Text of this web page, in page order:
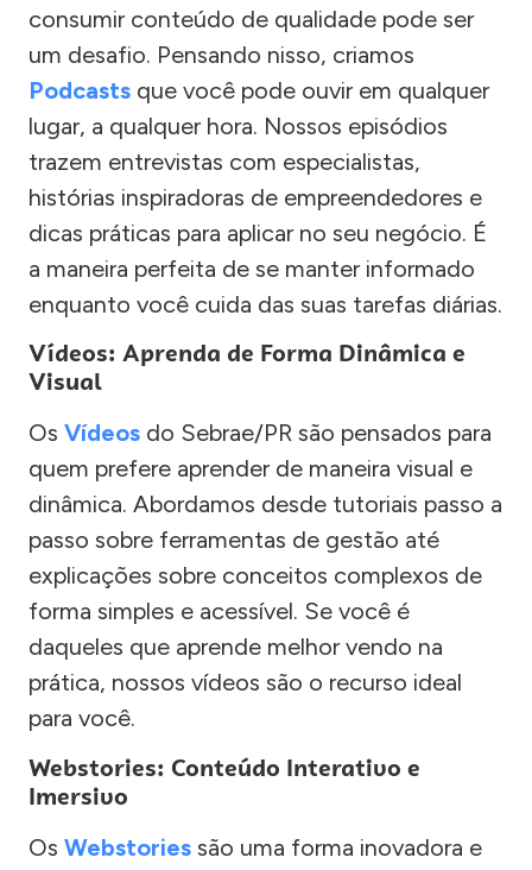
consumir conteúdo de qualidade pode ser
um desafio. Pensando nisso, criamos
Podcasts que você pode ouvir em qualquer
lugar, a qualquer hora. Nossos episódios
trazem entrevistas com especialistas,
histórias inspiradoras de empreendedores e
dicas práticas para aplicar no seu negócio. É
a maneira perfeita de se manter informado
enquanto você cuida das suas tarefas diárias.
Vídeos: Aprenda de Forma Dinâmica e
Visual
Os Vídeos do Sebrae/PR são pensados para
quem prefere aprender de maneira visual e
dinâmica. Abordamos desde tutoriais passo a
passo sobre ferramentas de gestão até
explicações sobre conceitos complexos de
forma simples e acessível. Se você é
daqueles que aprende melhor vendo na
prática, nossos vídeos são o recurso ideal
para você.
Webstories: Conteúdo Interativo e
Imersivo
Os Webstories são uma forma inovadora e